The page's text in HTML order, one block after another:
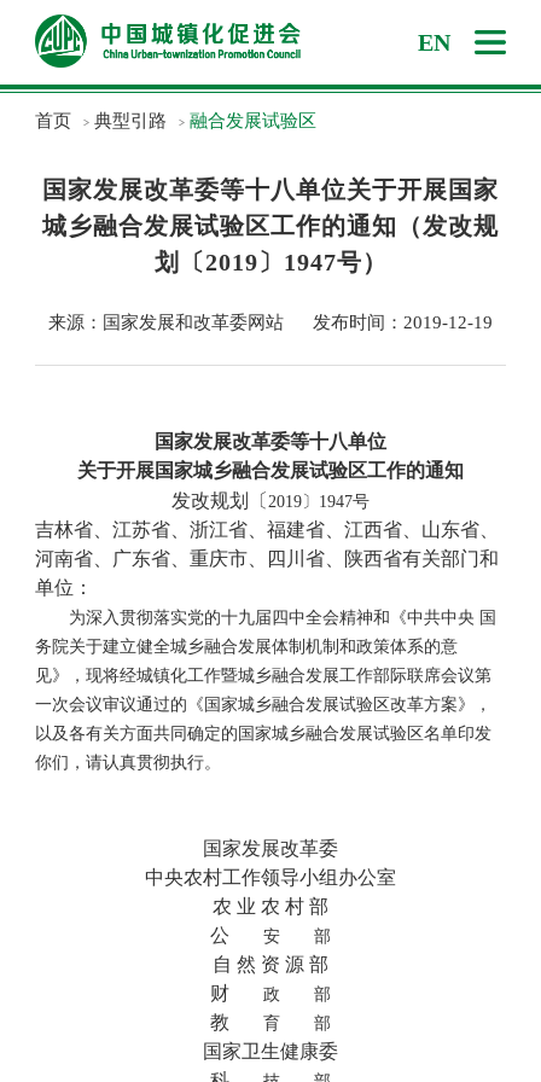
EN
首页 > 典型引路 > 融合发展试验区
国家发展改革委等十八单位关于开展国家
城乡融合发展试验区工作的通知（发改规
划〔2019〕1947号）
来源：国家发展和改革委网站 发布时间：2019-12-19
国家发展改革委等十八单位
关于开展国家城乡融合发展试验区工作的通知
发改规划〔2019〕1947号
吉林省、江苏省、浙江省、福建省、江西省、山东省、
河南省、广东省、重庆市、四川省、陕西省有关部门和
单位：
为深入贯彻落实党的十九届四中全会精神和《中共中央 国
务院关于建立健全城乡融合发展体制机制和政策体系的意
见》，现将经城镇化工作暨城乡融合发展工作部际联席会议第
一次会议审议通过的《国家城乡融合发展试验区改革方案》，
以及各有关方面共同确定的国家城乡融合发展试验区名单印发
你们，请认真贯彻执行。
国家发展改革委
中央农村工作领导小组办公室
农 业 农 村部
公 安 部
自 然 资 源部
财 政 部
教 育 部
国家卫生健康委